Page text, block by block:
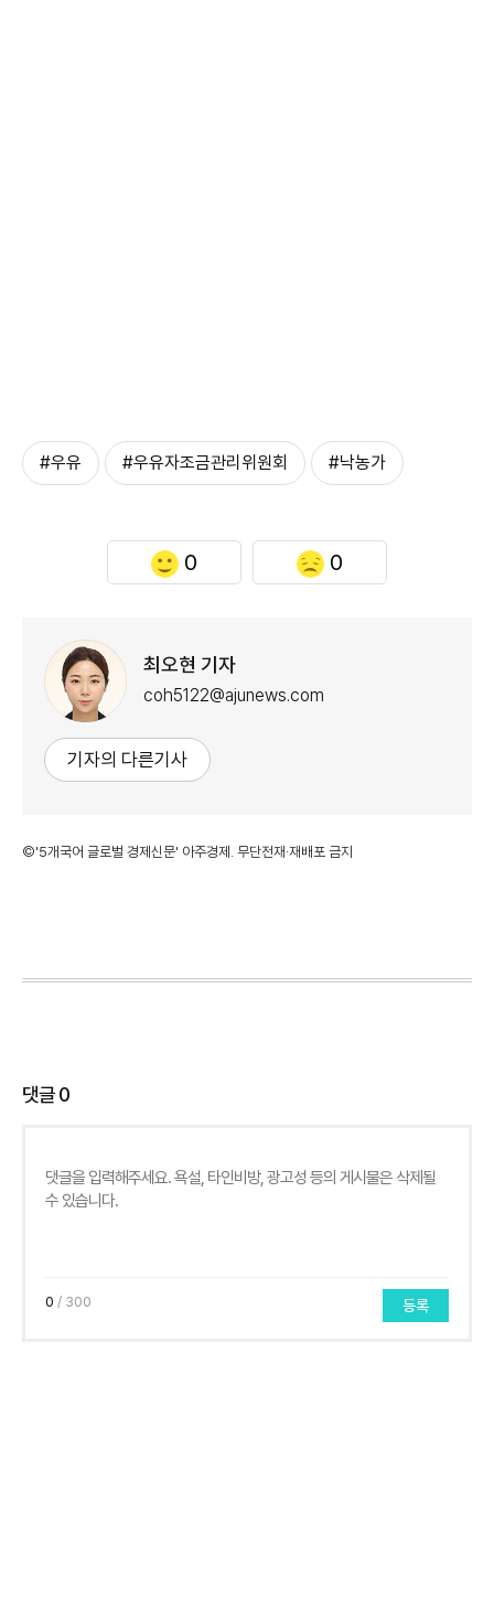
#우유 #우유자조금관리위원회 #낙농가
0 0
최오현 기자
coh5122@ajunews.com
기자의 다른기사
©'5개국어 글로벌 경제신문' 아주경제. 무단전재·재배포 금지
댓글0
0 / 300 등록